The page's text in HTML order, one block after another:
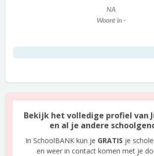
NA
Woont in -
Bekijk het volledige profiel van
en al je andere
In SchoolBANK kun je GRATIS je
en weer in contact komen met je